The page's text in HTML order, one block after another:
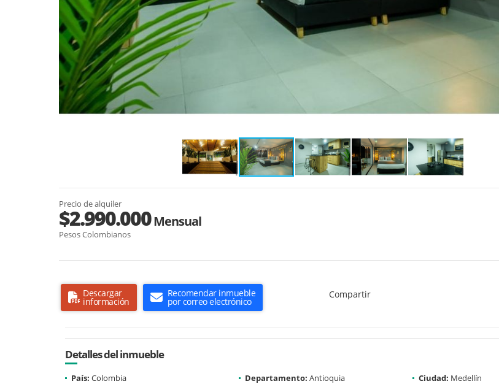
Precio de alquiler
$2.990.000Mensual
Pesos Colombianos
Descargar
información
Recomendar inmueble
por correo electrónico
Compartir
Detalles del inmueble
País: Colombia Departamento: Antioquia Ciudad: Medellín